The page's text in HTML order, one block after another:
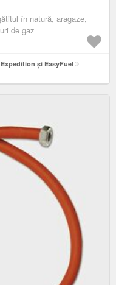
în natură, aragaze,
de gaz
și EasyFuel